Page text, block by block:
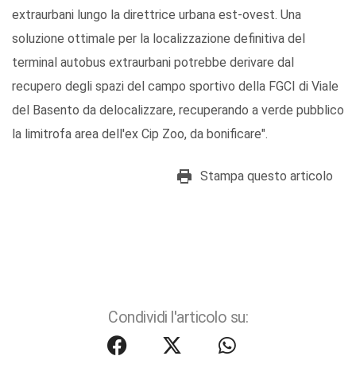
extraurbani lungo la direttrice urbana est-ovest. Una
soluzione ottimale per la localizzazione definitiva del
terminal autobus extraurbani potrebbe derivare dal
recupero degli spazi del campo sportivo della FGCI di Viale
del Basento da delocalizzare, recuperando a verde pubblico
la limitrofa area dell'ex Cip Zoo, da bonificare".
Stampa questo articolo
Condividi l'articolo su: